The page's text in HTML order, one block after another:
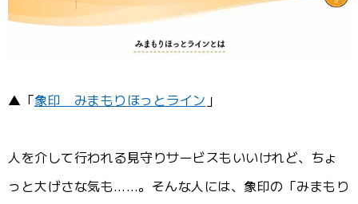
▲「象印 みまもりほっとライン 」
人を介して行われる見守りサービスもいいけれど、ちょ
っと大げさな気も……。そんな人には、象印の「みまもり